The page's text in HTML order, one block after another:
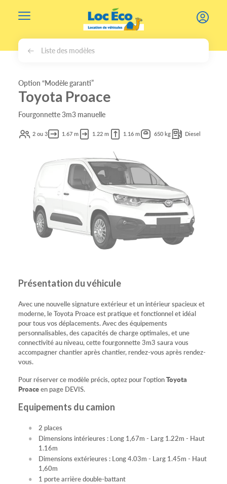
Liste des modèles
Option “Modèle garanti”
Toyota Proace
Fourgonnette 3m3 manuelle
2 ou 3 1.67 m 1.22 m 1.16 m 650 kg Diesel
Présentation du véhicule
Avec une nouvelle signature extérieur et un intérieur spacieux et
moderne, le Toyota Proace est pratique et fonctionnel et idéal
pour tous vos déplacements. Avec des équipements
personnalisables, des capacités de charge optimales, et une
connectivité au niveau, cette fourgonnette 3m3 saura vous
accompagner chantier après chantier, rendez-vous après rendez-
vous.
Pour réserver ce modèle précis, optez pour l'optionToyota
Proaceen page DEVIS.
Equipements du camion
2 places
Dimensions intérieures : Long 1,67m - Larg 1.22m - Haut
1.16m
Dimensions extérieures : Long 4.03m - Larg 1.45m - Haut
1,60m
1 porte arrière double-battant